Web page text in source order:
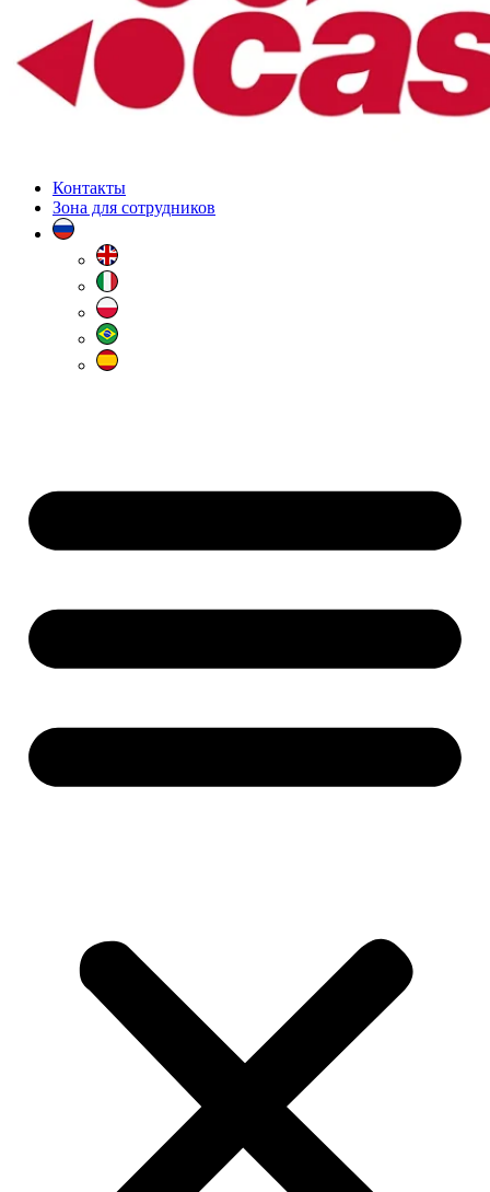
Контакты
Зона для сотрудников